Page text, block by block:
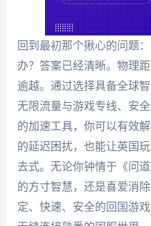
回到最初那个揪心的问题
办？答案已经清晰。物理
逾越。通过选择具备全球
无限流量与游戏专线、安
的加速工具，你可以有效
的延迟困扰，也能让英国
去式。无论你钟情于《问
的方寸智慧，还是喜爱消
定、快速、安全的回国游